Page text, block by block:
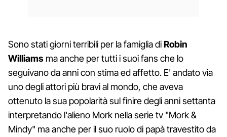
Sono stati giorni terribili per la famiglia diRobin
Williams ma anche per tutti i suoi fans che lo
seguivano da anni con stima ed affetto. E' andato via
uno degli attori più bravi al mondo, che aveva
ottenuto la sua popolarità sul finire degli anni settanta
interpretando l'alieno Mork nella serie tv "Mork &
Mindy" ma anche per il suo ruolo di papà travestito da